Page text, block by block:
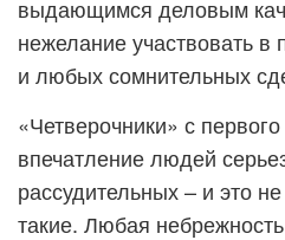
выдающимся деловым
нежелание участвовать в
и любых сомнительных
«Четверочники» с
впечатление людей
рассудительных – и это
такие. Любая